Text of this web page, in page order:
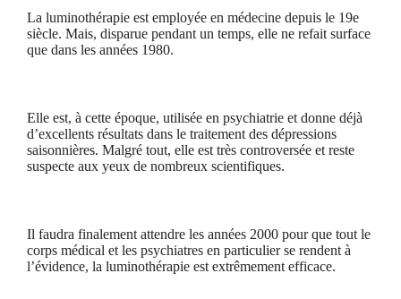
La luminothérapie est employée en médecine depuis le 19e
siècle. Mais, disparue pendant un temps, elle ne refait surface
que dans les années 1980.
Elle est, à cette époque, utilisée en psychiatrie et donne déjà
d’excellents résultats dans le traitement des dépressions
saisonnières. Malgré tout, elle est très controversée et reste
suspecte aux yeux de nombreux scientifiques.
Il faudra finalement attendre les années 2000 pour que tout le
corps médical et les psychiatres en particulier se rendent à
l’évidence, la luminothérapie est extrêmement efficace.